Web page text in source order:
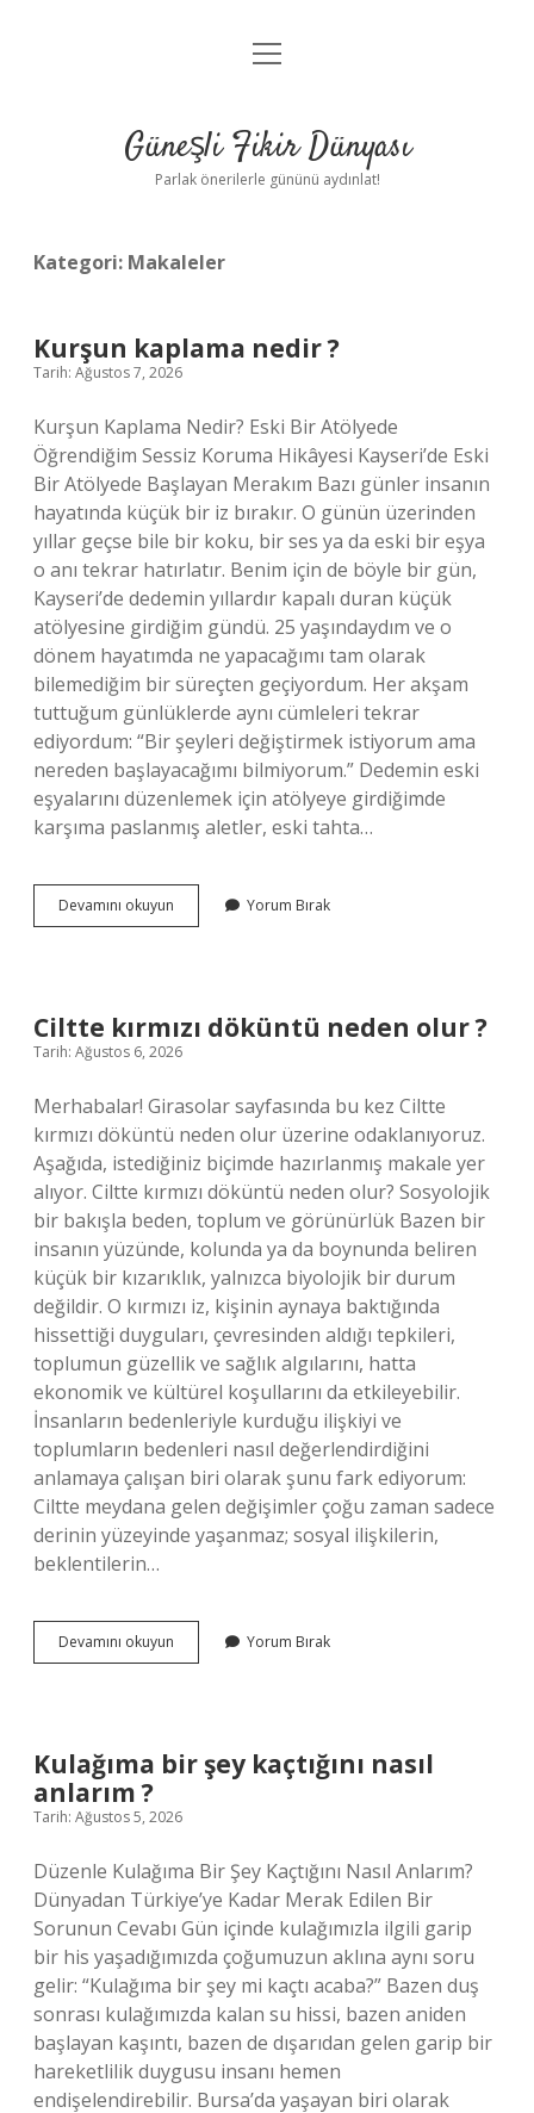
Anasayfa
Yasal Uyarı
menüyü
Güneşli Fikir Dünyası
Parlak önerilerle gününü aydınlat!
Kategori: Makaleler
Kurşun kaplama nedir ?
Tarih: Ağustos 7, 2026
Kurşun Kaplama Nedir? Eski Bir Atölyede
Öğrendiğim Sessiz Koruma Hikâyesi Kayseri’de Eski
Bir Atölyede Başlayan Merakım Bazı günler insanın
hayatında küçük bir iz bırakır. O günün üzerinden
yıllar geçse bile bir koku, bir ses ya da eski bir eşya
o anı tekrar hatırlatır. Benim için de böyle bir gün,
Kayseri’de dedemin yıllardır kapalı duran küçük
atölyesine girdiğim gündü. 25 yaşındaydım ve o
dönem hayatımda ne yapacağımı tam olarak
bilemediğim bir süreçten geçiyordum. Her akşam
tuttuğum günlüklerde aynı cümleleri tekrar
ediyordum: “Bir şeyleri değiştirmek istiyorum ama
nereden başlayacağımı bilmiyorum.” Dedemin eski
eşyalarını düzenlemek için atölyeye girdiğimde
karşıma paslanmış aletler, eski tahta…
Devamını okuyun
kaplama
Yorum Bırak
Ciltte kırmızı döküntü neden olur ?
Tarih: Ağustos 6, 2026
Merhabalar! Girasolar sayfasında bu kez Ciltte
kırmızı döküntü neden olur üzerine odaklanıyoruz.
Aşağıda, istediğiniz biçimde hazırlanmış makale yer
alıyor. Ciltte kırmızı döküntü neden olur? Sosyolojik
bir bakışla beden, toplum ve görünürlük Bazen bir
insanın yüzünde, kolunda ya da boynunda beliren
küçük bir kızarıklık, yalnızca biyolojik bir durum
değildir. O kırmızı iz, kişinin aynaya baktığında
hissettiği duyguları, çevresinden aldığı tepkileri,
toplumun güzellik ve sağlık algılarını, hatta
ekonomik ve kültürel koşullarını da etkileyebilir.
İnsanların bedenleriyle kurduğu ilişkiyi ve
toplumların bedenleri nasıl değerlendirdiğini
anlamaya çalışan biri olarak şunu fark ediyorum:
Ciltte meydana gelen değişimler çoğu zaman sadece
derinin yüzeyinde yaşanmaz; sosyal ilişkilerin,
beklentilerin…
Devamını okuyun
kırmızı
Yorum Bırak
Kulağıma bir şey kaçtığını nasıl
anlarım ?
Tarih: Ağustos 5, 2026
Düzenle Kulağıma Bir Şey Kaçtığını Nasıl Anlarım?
Dünyadan Türkiye’ye Kadar Merak Edilen Bir
Sorunun Cevabı Gün içinde kulağımızla ilgili garip
bir his yaşadığımızda çoğumuzun aklına aynı soru
gelir: “Kulağıma bir şey mi kaçtı acaba?” Bazen duş
sonrası kulağımızda kalan su hissi, bazen aniden
başlayan kaşıntı, bazen de dışarıdan gelen garip bir
hareketlilik duygusu insanı hemen
endişelendirebilir. Bursa’da yaşayan biri olarak